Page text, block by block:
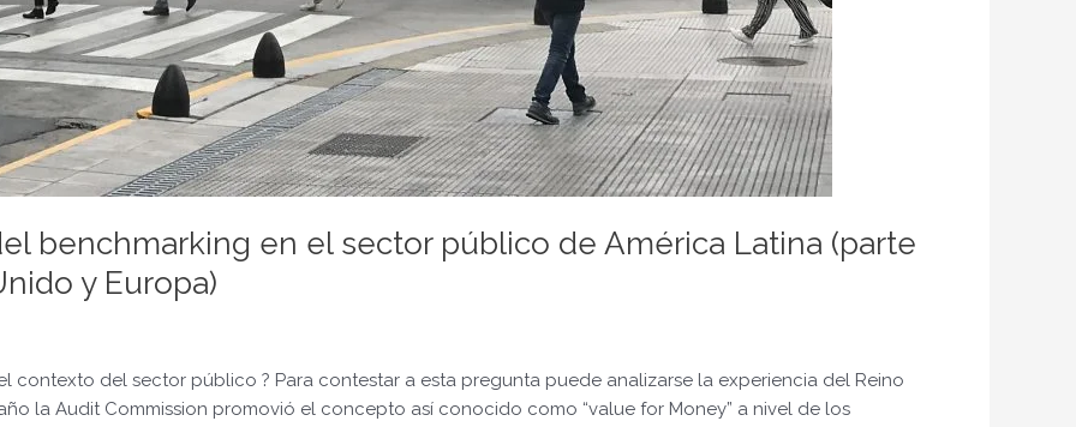
benchmarking en el sector público de América Latina (parte
y Europa)
contexto del sector público ? Para contestar a esta pregunta puede analizarse la experiencia del Reino
la Audit Commission promovió el concepto así conocido como “value for Money” a nivel de los